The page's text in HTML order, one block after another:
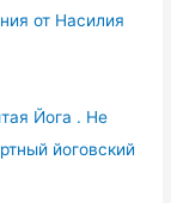
от Насилия
Йога . Не
йоговский